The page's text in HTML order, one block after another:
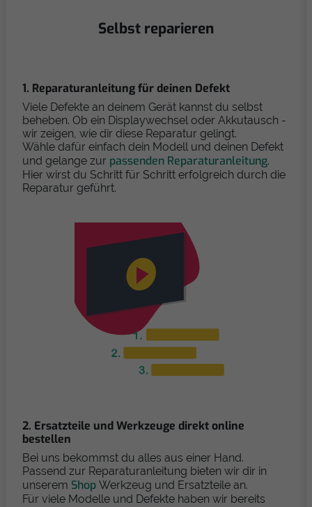
Selbst reparieren
1. Reparaturanleitung für deinen Defekt
Viele Defekte an deinem Gerät kannst du selbst
beheben. Ob ein Displaywechsel oder Akkutausch -
wir zeigen, wie dir diese Reparatur gelingt.
Wähle dafür einfach dein Modell und deinen Defekt
und gelange zur passenden Reparaturanleitung.
Hier wirst du Schritt für Schritt erfolgreich durch die
Reparatur geführt.
2. Ersatzteile und Werkzeuge direkt online
bestellen
Bei uns bekommst du alles aus einer Hand.
Passend zur Reparaturanleitung bieten wir dir in
unserem Shop Werkzeug und Ersatzteile an.
Für viele Modelle und Defekte haben wir bereits